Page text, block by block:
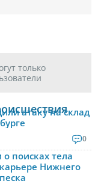
только
атаку на склад
0
о поисках тела
Нижнего